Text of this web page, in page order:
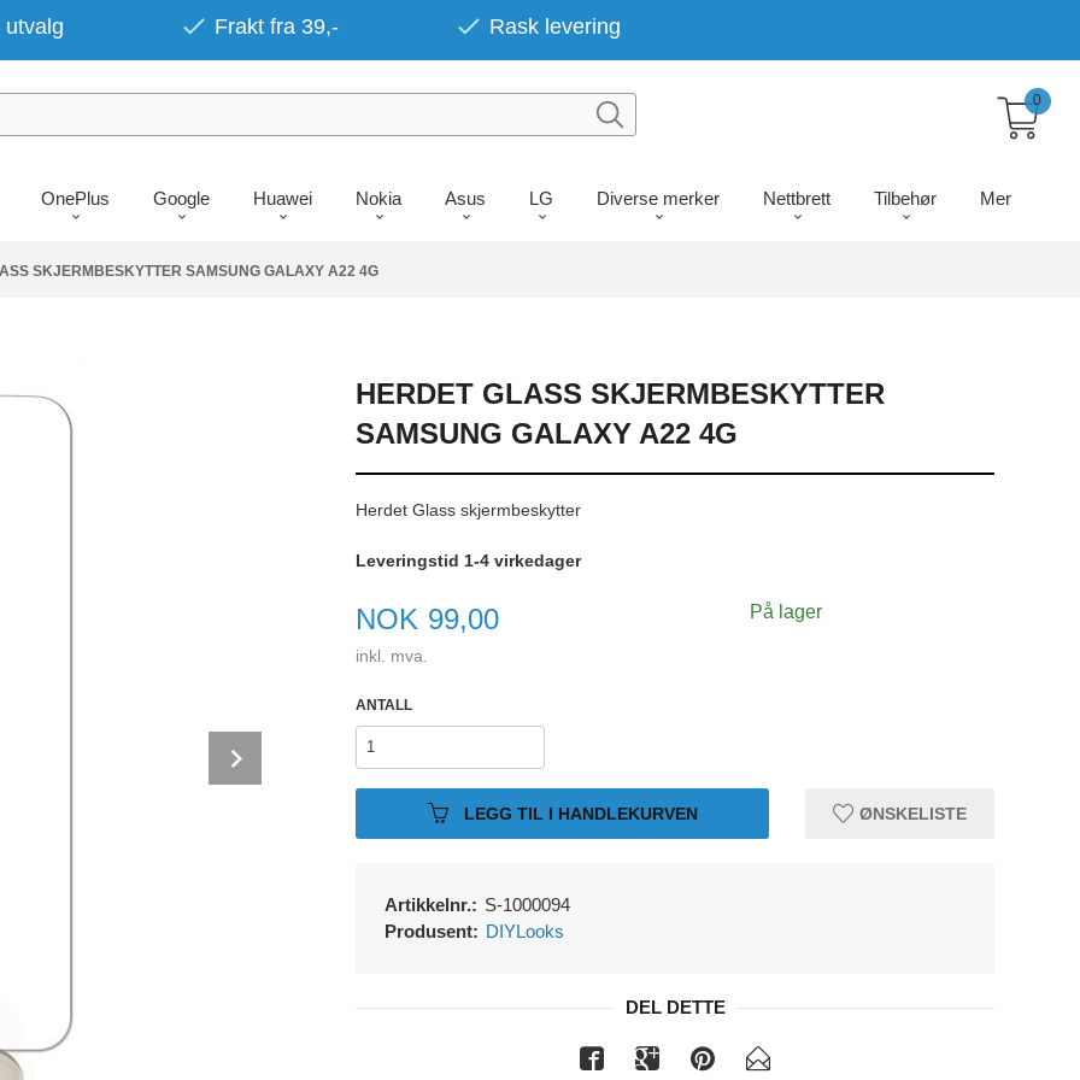
utvalg Frakt fra 39,- Rask levering
OnePlus Google Huawei Nokia Asus LG Diverse merker Nettbrett Tilbehør Mer
0
SKJERMBESKYTTER SAMSUNG GALAXY A22 4G
HERDET GLASS SKJERMBESKYTTER
SAMSUNG GALAXY A22 4G
Herdet Glass skjermbeskytter
Leveringstid 1-4 virkedager
Pris
NOK 99,00
inkl. mva.
På lager
ANTALL
LEGG TIL I HANDLEKURVEN ØNSKELISTE
Artikkelnr.: S-1000094
Produsent: DIYLooks
DEL DETTE